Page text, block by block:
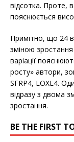
відсотка. Проте,
пояснюється
Примітно, що 24
зміною
варіації
росту» автори,
SFRP4, LOXL4.
відразу з двома
зростання.
BE THE FIRST